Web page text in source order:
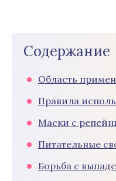
Содержание
Область
Правила
Маски с
Питательные
Борьба с